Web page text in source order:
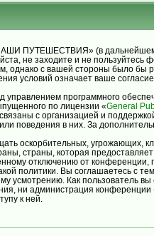
ПУТЕШЕСТВИЯ» (в
не заходите и не
однако с вашей стороны было
условий означает ваше согласие
программного
по лицензии «General
с организацией и
поведения в них. За
оскорбительных, угрожающих,
страны, которая
отключению от конференции,
политики. Вы соглашаетесь с
усмотрению. Как пользователь
ни администрация
к ней.